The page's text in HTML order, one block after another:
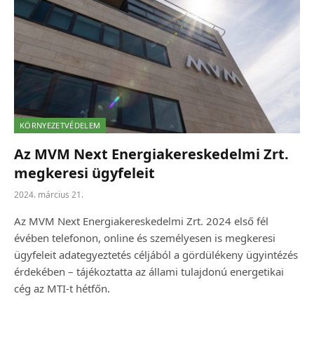
KÖRNYEZETVÉDELEM
Az MVM Next Energiakereskedelmi Zrt.
megkeresi ügyfeleit
2024. március 21.
Az MVM Next Energiakereskedelmi Zrt. 2024 első fél
évében telefonon, online és személyesen is megkeresi
ügyfeleit adategyeztetés céljából a gördülékeny ügyintézés
érdekében – tájékoztatta az állami tulajdonú energetikai
cég az MTI-t hétfőn.